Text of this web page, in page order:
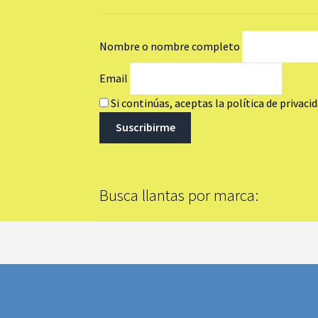
Nombre o nombre completo
Email
Si continúas, aceptas la política de
Busca llantas por marca: